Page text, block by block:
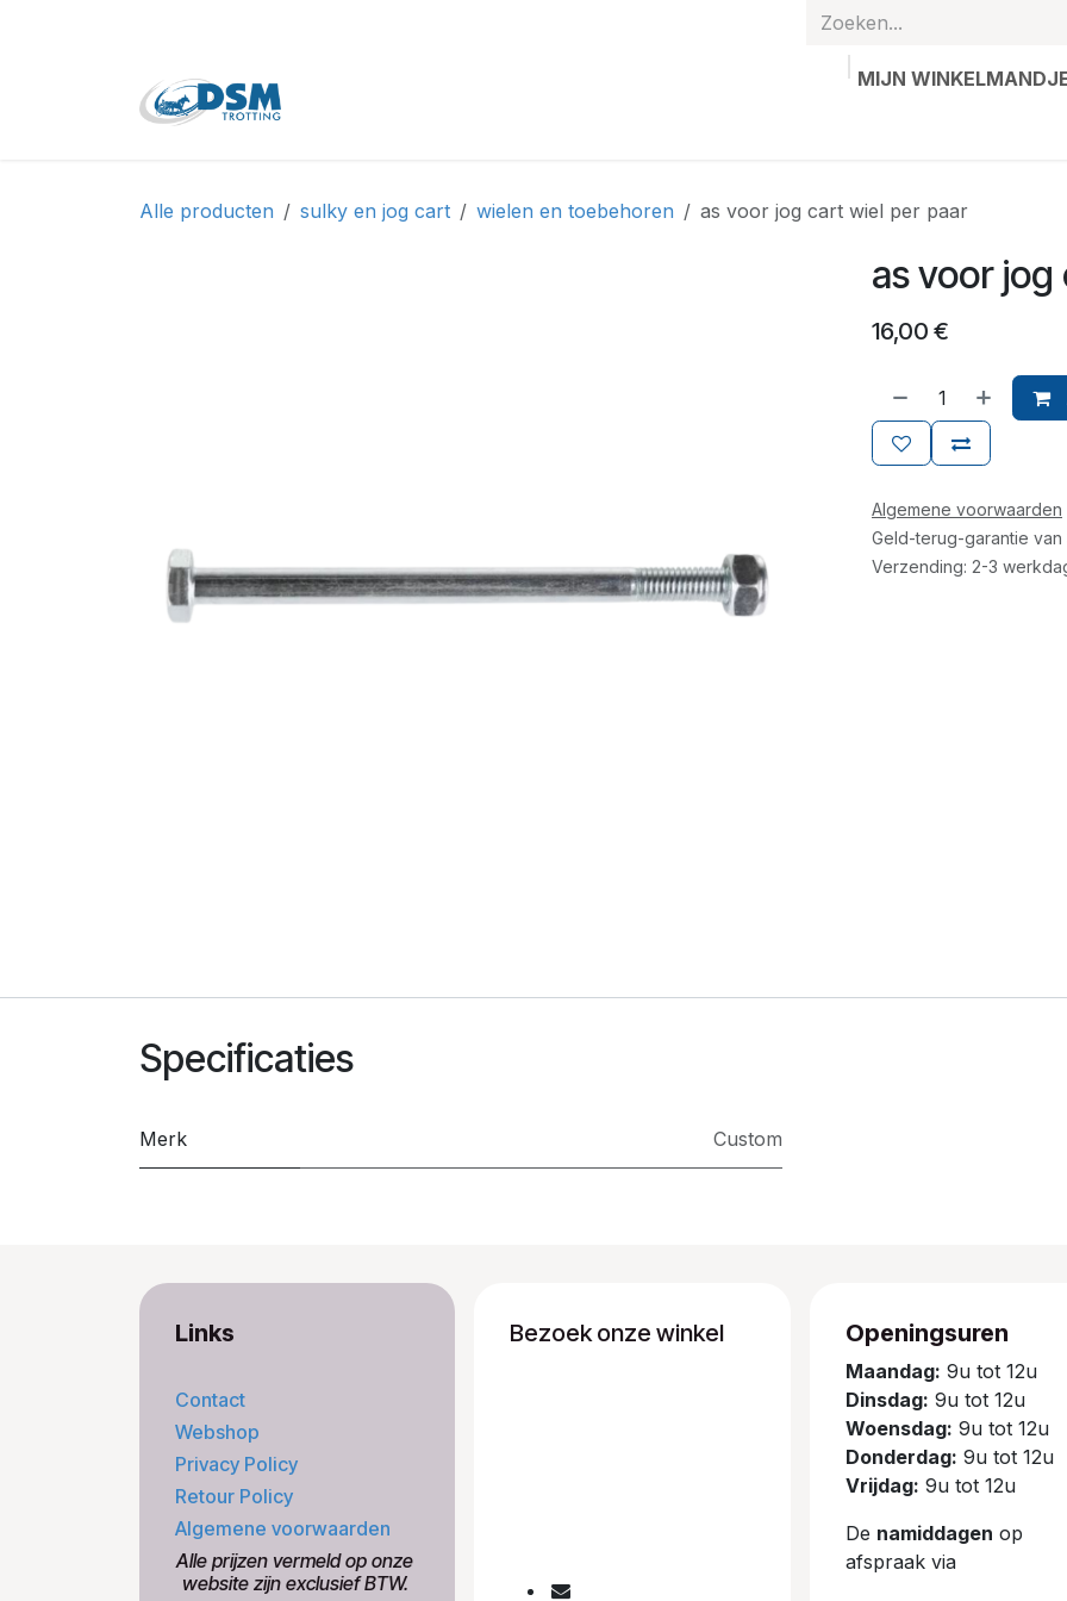
MIJN
Alle producten sulky en jog cart wielen en toebehoren as voor jog cart wiel per paar
as voor
16,00 €
Algemene voorwaarden
Geld-terug-garantie van
Verzending: 2-3
Specificaties
Merk Custom
Links
Contact
Webshop
Privacy Policy
Retour Policy
Algemene voorwaarden
​Alle prijzen vermeld op onze
​website zijn exclusief BTW.
Bezoek onze winkel Openingsuren
Maandag: 9u tot 12u
Dinsdag: 9u tot 12u
Woensdag: 9u tot 12u
Donderdag: 9u tot 12u
Vrijdag: 9u tot 12u
De namiddagen op
afspraak via